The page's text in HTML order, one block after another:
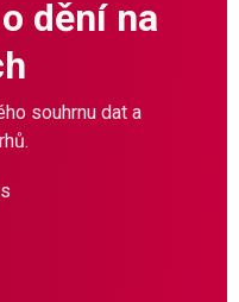
dění na
souhrnu dat a